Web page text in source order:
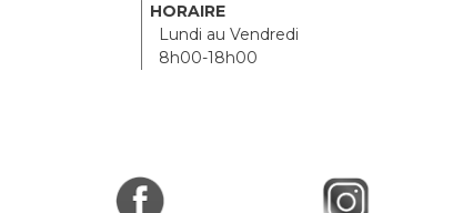
HORAIRE
Lundi au Vendredi
8h00-18h00